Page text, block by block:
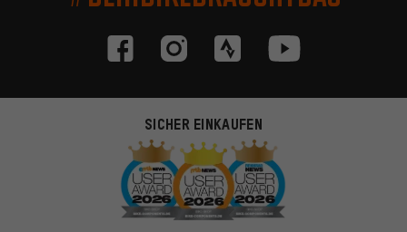
SICHER EINKAUFEN